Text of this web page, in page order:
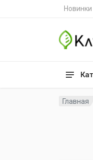
Новинки
Главная